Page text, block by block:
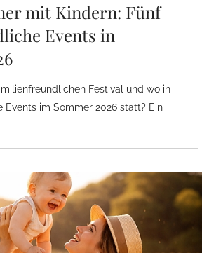
mit Kindern: Fünf
Events in
Festival und wo in
Events im Sommer 2026 statt? Ein